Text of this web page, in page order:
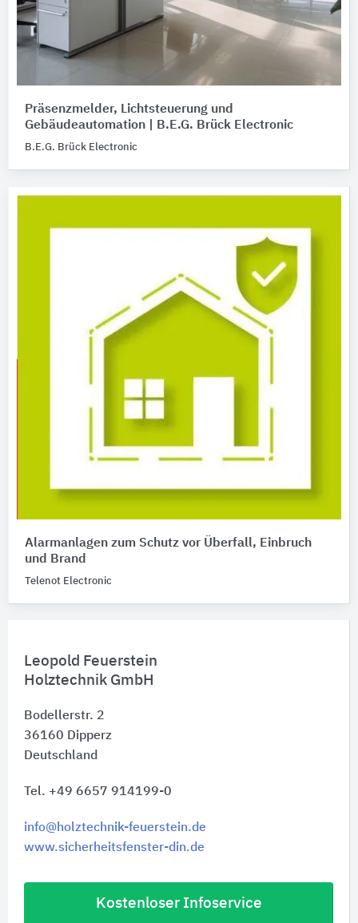
Leopold Feuerstein
Holztechnik GmbH
Bodellerstr. 2
36160 Dipperz
Deutschland
Tel. +49 6657 914199-0
info@holztechnik-feuerstein.de
www.sicherheitsfenster-din.de
Kostenloser Infoservice
Präsenzmelder, Lichtsteuerung und
Gebäudeautomation | B.E.G. Brück Electronic
B.E.G. Brück Electronic
Alarmanlagen zum Schutz vor Überfall, Einbruch
und Brand
Telenot Electronic